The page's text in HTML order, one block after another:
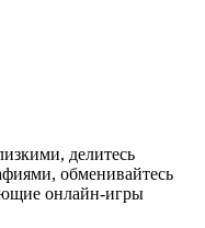
делитесь
обменивайтесь
онлайн-игры